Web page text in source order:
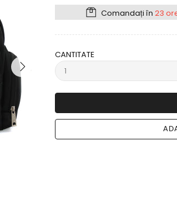
Comandați în 23
CANTITATE